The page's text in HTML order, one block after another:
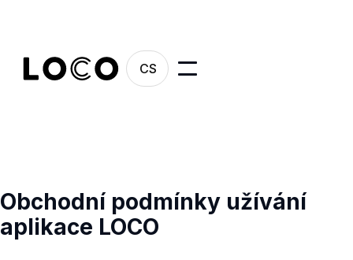
CS
Obchodní podmínky užívání
aplikace LOCO